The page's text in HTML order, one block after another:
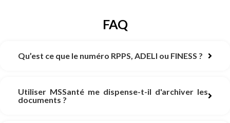
FAQ
Qu’est ce que le numéro RPPS, ADELI ou FINESS ?
Utiliser MSSanté me dispense-t-il d'archiver les
documents ?